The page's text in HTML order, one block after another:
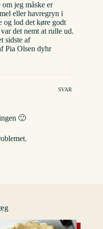
jeg måske er
eller havregryn i
og lod det køre godt
det nemt at rulle ud.
sidste af
Pia Olsen dyhr
SVAR
🙂